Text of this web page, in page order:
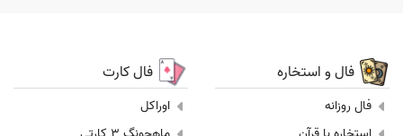
فال و استخاره
فال روزانه
فال کارت
اوراکل